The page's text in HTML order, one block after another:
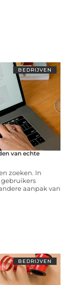
BEDRIJVEN
van echte
zoeken. In
aanpak van
BEDRIJVEN